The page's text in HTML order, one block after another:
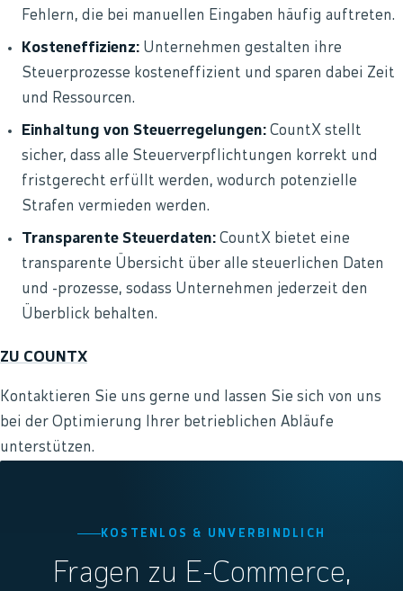
Fehlern, die bei manuellen Eingaben häufig auftreten.
Kosteneffizienz: Unternehmen gestalten ihre
Steuerprozesse kosteneffizient und sparen dabei Zeit
und Ressourcen.
Einhaltung von Steuerregelungen: CountX stellt
sicher, dass alle Steuerverpflichtungen korrekt und
fristgerecht erfüllt werden, wodurch potenzielle
Strafen vermieden werden.
Transparente Steuerdaten: CountX bietet eine
transparente Übersicht über alle steuerlichen Daten
und -prozesse, sodass Unternehmen jederzeit den
Überblick behalten.
ZU COUNTX
Kontaktieren Sie uns gerne und lassen Sie sich von uns
bei der Optimierung Ihrer betrieblichen Abläufe
unterstützen.
KOSTENLOS & UNVERBINDLICH
Fragen zu E-Commerce,